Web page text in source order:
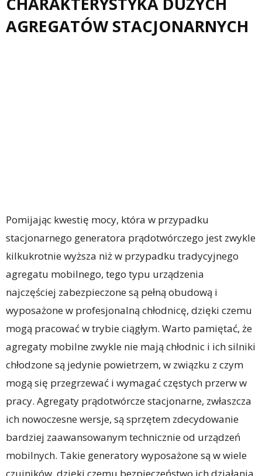
AGREGATÓW STACJONARNYCH
Pomijając kwestię mocy, która w przypadku
stacjonarnego generatora prądotwórczego jest zwykle
kilkukrotnie wyższa niż w przypadku tradycyjnego
agregatu mobilnego, tego typu urządzenia
najczęściej zabezpieczone są pełną obudową i
wyposażone w profesjonalną chłodnicę, dzięki czemu
mogą pracować w trybie ciągłym. Warto pamiętać, że
agregaty mobilne zwykle nie mają chłodnic i ich silniki
chłodzone są jedynie powietrzem, w związku z czym
mogą się przegrzewać i wymagać częstych przerw w
pracy. Agregaty prądotwórcze stacjonarne, zwłaszcza
ich nowoczesne wersje, są sprzętem zdecydowanie
bardziej zaawansowanym technicznie od urządzeń
mobilnych. Takie generatory wyposażone są w wiele
czujników, dzięki czemu bezpieczeństwo ich działania